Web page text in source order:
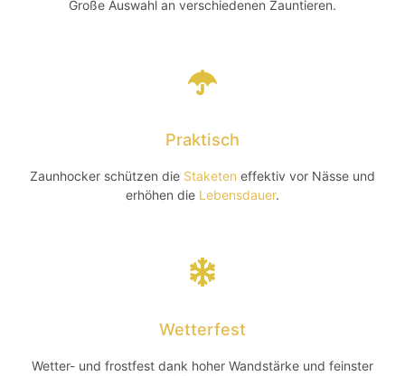
Große Auswahl an verschiedenen Zauntieren.
Praktisch
Zaunhocker schützen die Staketen effektiv vor Nässe und
erhöhen die Lebensdauer.
Wetterfest
Wetter- und frostfest dank hoher Wandstärke und feinster